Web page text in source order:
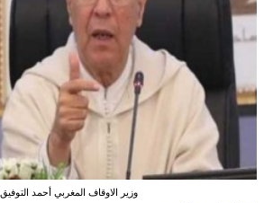
وزير الاوقاف المغربي أحمد التوفيق